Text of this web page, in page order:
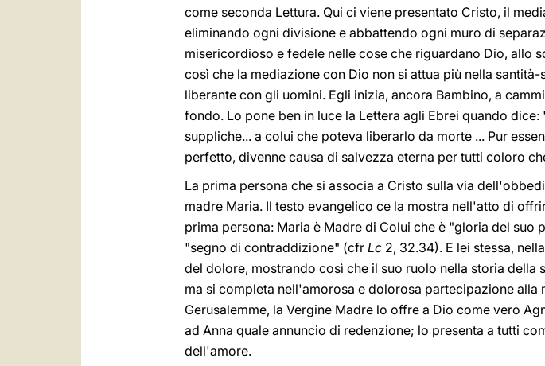
come seconda Lettura. Qui ci viene presentato Cristo, il
eliminando ogni divisione e abbattendo ogni muro di
misericordioso e fedele nelle cose che riguardano Dio, allo
così che la mediazione con Dio non si attua più nella
liberante con gli uomini. Egli inizia, ancora Bambino, a
fondo. Lo pone ben in luce la Lettera agli Ebrei quando
suppliche... a colui che poteva liberarlo da morte ... Pur
perfetto, divenne causa di salvezza eterna per tutti coloro
La prima persona che si associa a Cristo sulla via
madre Maria. Il testo evangelico ce la mostra nell'atto di
prima persona: Maria è Madre di Colui che è "gloria del
"segno di contraddizione" (cfr Lc 2, 32.34). E lei stessa,
del dolore, mostrando così che il suo ruolo nella storia della
ma si completa nell'amorosa e dolorosa partecipazione
Gerusalemme, la Vergine Madre lo offre a Dio come vero
ad Anna quale annuncio di redenzione; lo presenta a tutti
dell'amore.